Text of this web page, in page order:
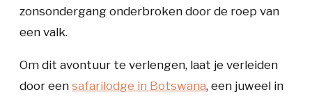
zonsondergang onderbroken door de roep van
een valk.
Om dit avontuur te verlengen, laat je verleiden
door een safarilodge in Botswana, een juweel in